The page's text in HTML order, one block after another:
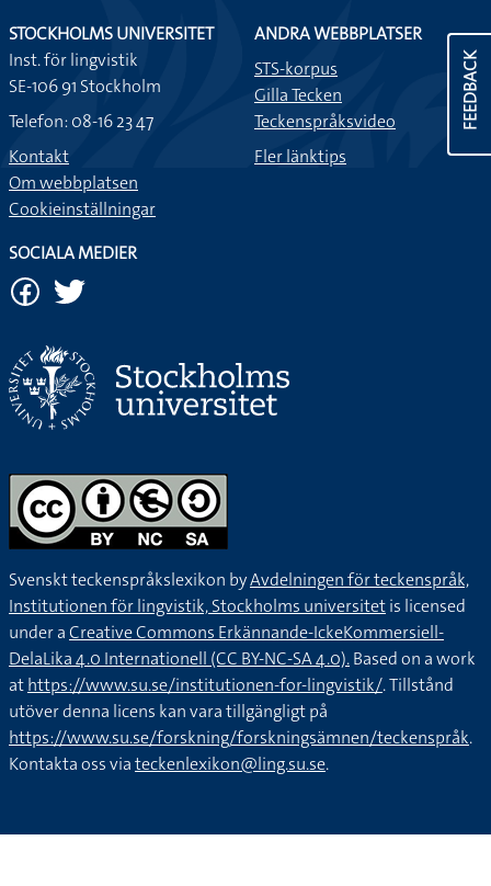
FEEDBACK
STOCKHOLMS UNIVERSITET
Inst. för lingvistik
SE-106 91 Stockholm
Telefon: 08-16 23 47
Kontakt
Om webbplatsen
Cookieinställningar
ANDRA WEBBPLATSER
STS-korpus
Gilla Tecken
Teckenspråksvideo
Fler länktips
SOCIALA MEDIER
Svenskt teckenspråkslexikon byAvdelningen för teckenspråk,
Institutionen för lingvistik, Stockholms universitetis licensed
under aCreative Commons Erkännande-IckeKommersiell-
DelaLika 4.0 Internationell (CC BY-NC-SA 4.0).Based on a work
athttps://www.su.se/institutionen-for-lingvistik/. Tillstånd
utöver denna licens kan vara tillgängligt på
https://www.su.se/forskning/forskningsämnen/teckenspråk.
Kontakta oss viateckenlexikon@ling.su.se.